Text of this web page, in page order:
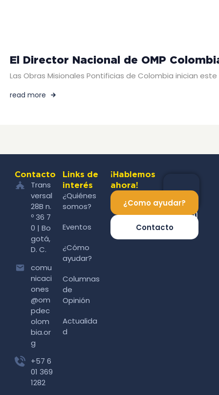
El Director Nacional de OMP
Las Obras Misionales Pontificias de Colombia inician
read more
Contacto
Trans
versal
28B n.
º 36 7
0 | Bo
gotá,
D. C.
comu
nicaci
ones
@om
pdec
olom
bia.or
g
+57 6
01 369
1282
Links de
interés
¿Quiénes
somos?
Eventos
¿Cómo
ayudar?
Columnas
de
Opinión
Actualida
d
¡Hablemos
ahora!
¿Como ayudar?
Contacto